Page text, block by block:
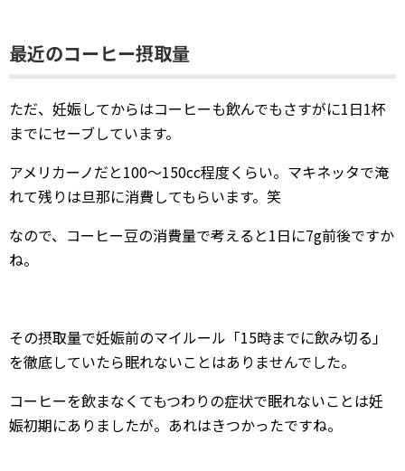
最近のコーヒー摂取量
ただ、妊娠してからはコーヒーも飲んでもさすがに1日1杯
までにセーブしています。
アメリカーノだと100～150cc程度くらい。マキネッタで淹
れて残りは旦那に消費してもらいます。笑
なので、コーヒー豆の消費量で考えると1日に7g前後ですか
ね。
その摂取量で妊娠前のマイルール「15時までに飲み切る」
を徹底していたら眠れないことはありませんでした。
コーヒーを飲まなくてもつわりの症状で眠れないことは妊
娠初期にありましたが。あれはきつかったですね。